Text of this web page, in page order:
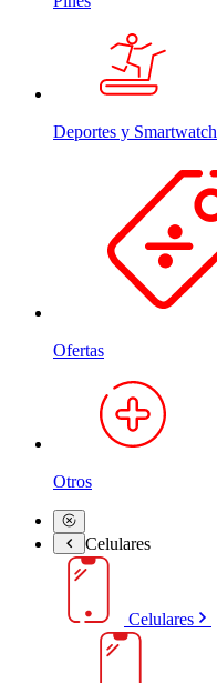
Deportes y Smartwatch
Ofertas
Otros
Celulares
Celulares